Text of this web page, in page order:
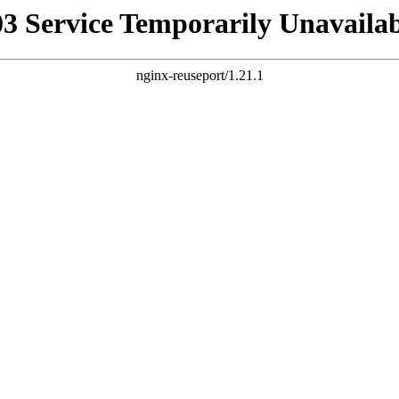
Service Temporarily
nginx-reuseport/1.21.1